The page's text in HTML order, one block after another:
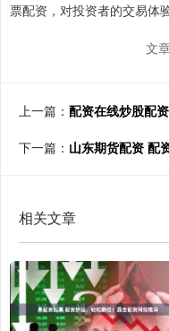
票配资，对投资者的交易体
文
上一篇： 配资在线炒股配
下一篇： 山东期货配资 配
相关文章